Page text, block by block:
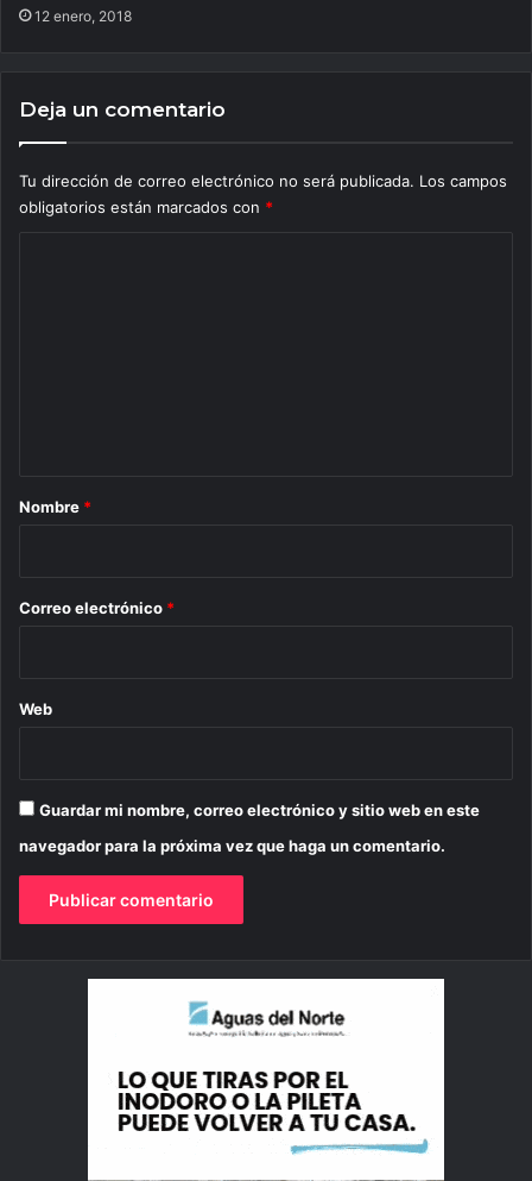
12 enero, 2018
Deja un comentario
Tu dirección de correo electrónico no será publicada. Los campos
obligatorios están marcados con *
r
*
Nombre *
Correo electrónico *
Web
Guardar mi nombre, correo electrónico y sitio web en este
navegador para la próxima vez que haga un comentario.